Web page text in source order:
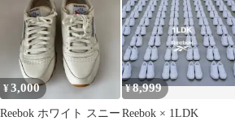
¥3,000
Reebok ホワイト スニー
¥8,999
Reebok × 1LDK